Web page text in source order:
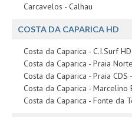
Carcavelos - Calhau
COSTA DA CAPARICA HD
Costa da Caparica - C.I.Surf HD
Costa da Caparica - Praia
Costa da Caparica - Praia CDS
Costa da Caparica - Marcelino
Costa da Caparica - Fonte da